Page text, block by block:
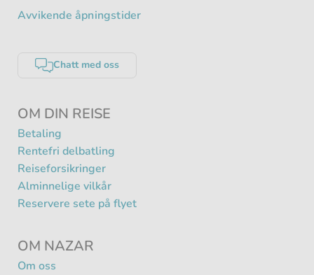
OM DIN REISE
Betaling
Rentefri delbatling
Reiseforsikringer
Alminnelige vilkår
Reservere sete på flyet
OM NAZAR
Om oss
Avvikende åpningstider
Chatt med oss